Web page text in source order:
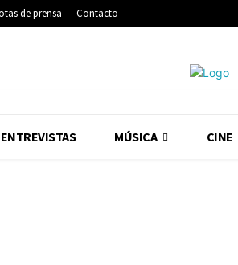
de prensa Contacto
ENTREVISTAS MÚSICA CINE